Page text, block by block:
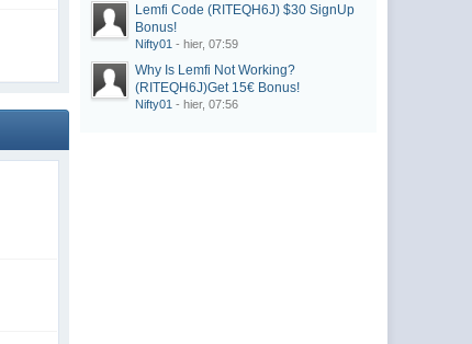
Lemfi Code (RITEQH6J) $30 SignUp
Bonus!
Nifty01 - hier, 07:59
Why Is Lemfi Not Working?
(RITEQH6J)Get 15€ Bonus!
Nifty01 - hier, 07:56